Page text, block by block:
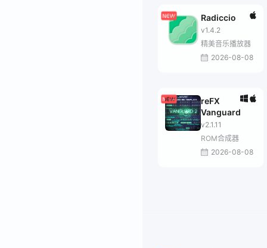
Radiccio
v1.4.2
精美音乐播放器
2026-08-08
reFX
Vanguard
v2.1.11
ROM合成器
2026-08-08